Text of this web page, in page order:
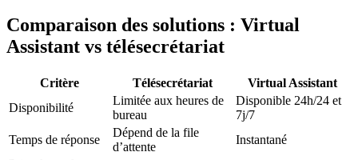
Comparaison des solutions : Virtual
Assistant vs télésecrétariat
Critère Télésecrétariat
Virtual Assistant
Disponibilité
Limitée aux heures de
bureau
Disponible 24h/24 et
7j/7
Temps de réponse
Dépend de la file
d’attente
Instantané